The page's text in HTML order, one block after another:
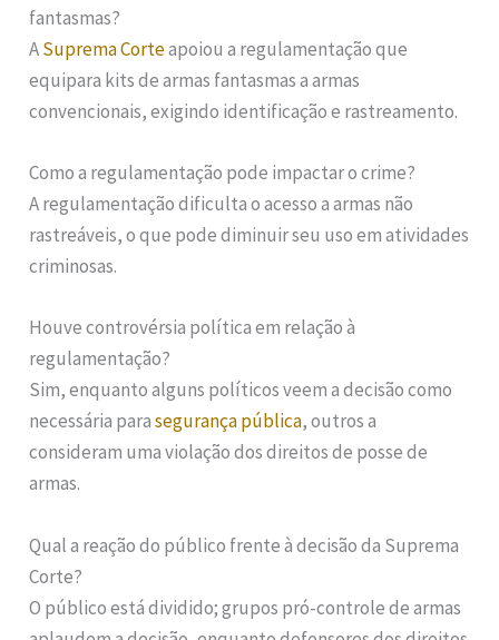
fantasmas?
ASuprema Corteapoiou a regulamentação que
equipara kits de armas fantasmas a armas
convencionais, exigindo identificação e rastreamento.
Como a regulamentação pode impactar o crime?
A regulamentação dificulta o acesso a armas não
rastreáveis, o que pode diminuir seu uso em atividades
criminosas.
Houve controvérsia política em relação à
regulamentação?
Sim, enquanto alguns políticos veem a decisão como
necessária parasegurança pública, outros a
consideram uma violação dos direitos de posse de
armas.
Qual a reação do público frente à decisão da Suprema
Corte?
O público está dividido; grupos pró-controle de armas